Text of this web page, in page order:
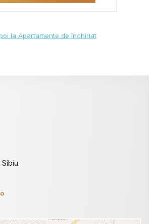
la Apartamente de închiriat